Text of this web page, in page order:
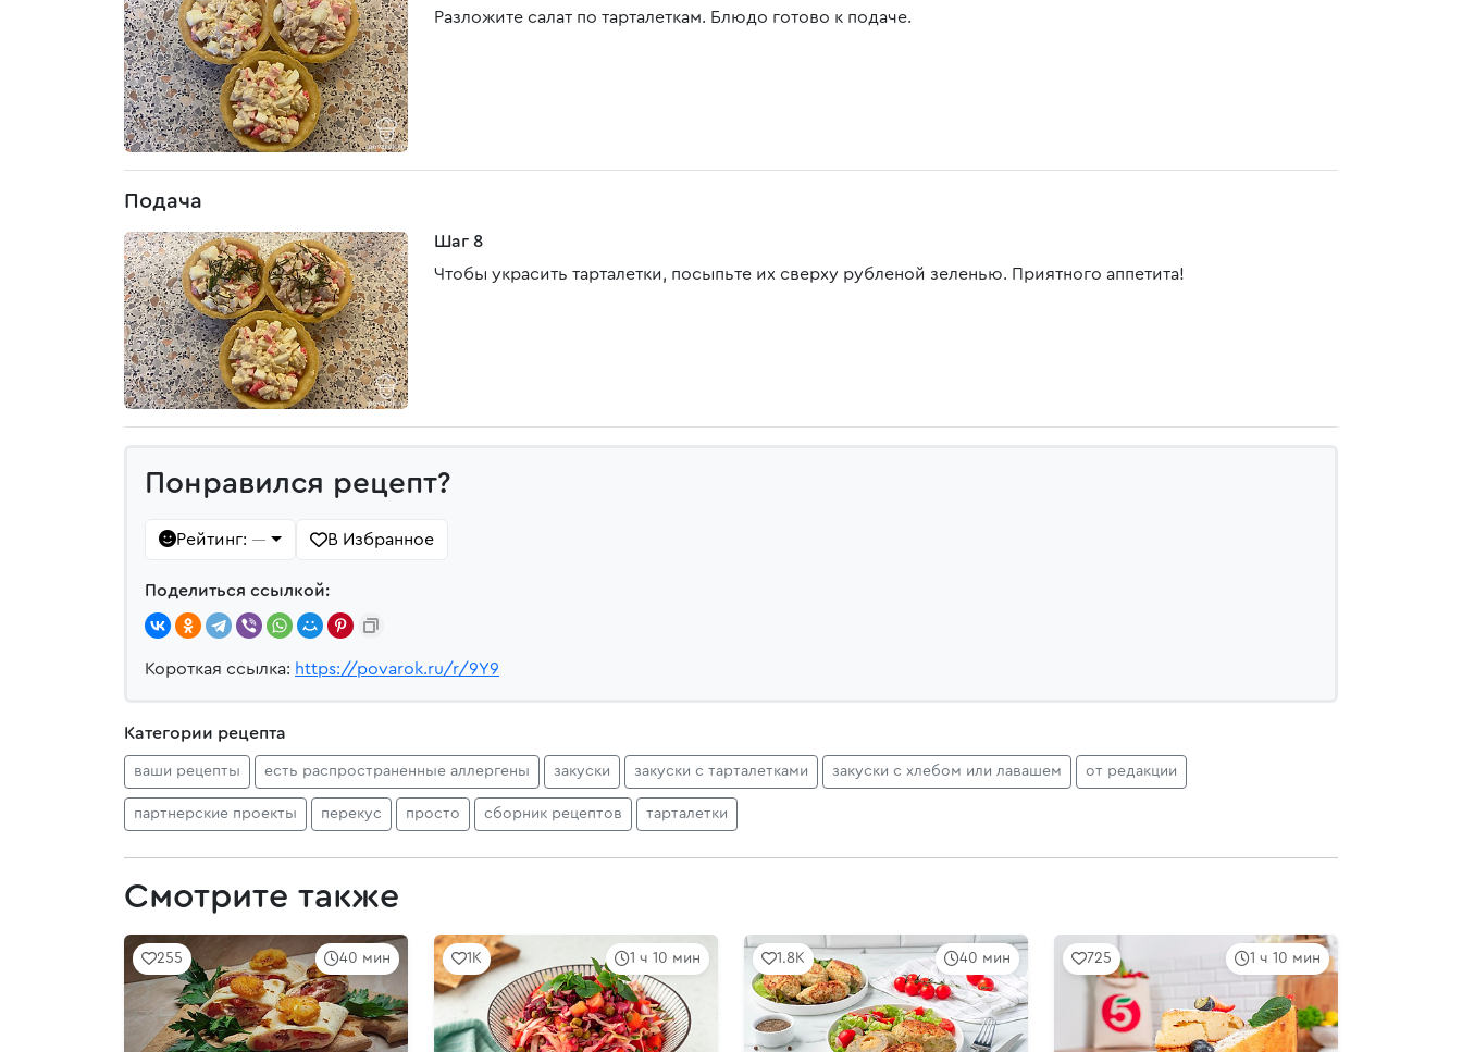
Разложите салат по тарталеткам. Блюдо готово к подаче.
Подача
Шаг 8
Чтобы украсить тарталетки, посыпьте их сверху рубленой зеленью. Приятного аппетита!
Понравился рецепт?
Рейтинг: — В Избранное
Поделиться ссылкой:
Короткая ссылка: https://povarok.ru/r/9Y9
Категории рецепта
ваши рецепты есть распространенные аллергены закуски закуски с тарталетками закуски с хлебом или лавашем от редакции
партнерские проекты перекус просто сборник рецептов тарталетки
Смотрите также
40 мин
255 1 ч 10 мин
1K 40 мин
1.8K 1 ч 10 мин
725